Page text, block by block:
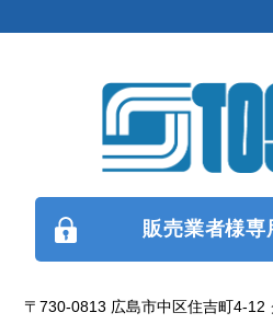
販売業者様専
〒730-0813 広島市中区住吉町4-12